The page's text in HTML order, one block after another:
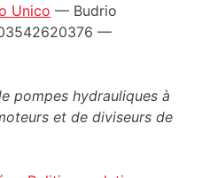
Unico — Budrio
—
pompes hydrauliques à
et de diviseurs de